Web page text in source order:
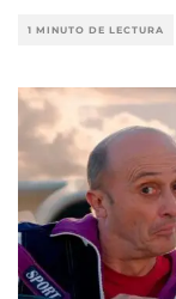
1 MINUTO DE LECTURA